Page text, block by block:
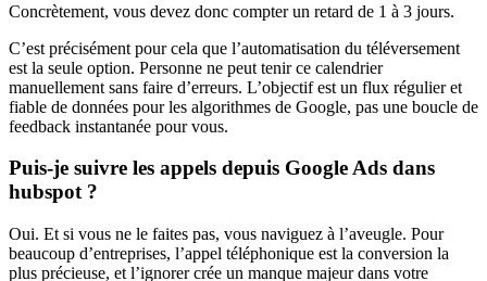
Concrètement, vous devez donc compter un retard de 1 à 3 jours.
C’est précisément pour cela que l’automatisation du téléversement
est la seule option. Personne ne peut tenir ce calendrier
manuellement sans faire d’erreurs. L’objectif est un flux régulier et
fiable de données pour les algorithmes de Google, pas une boucle de
feedback instantanée pour vous.
Puis-je suivre les appels depuis Google Ads dans
hubspot ?
Oui. Et si vous ne le faites pas, vous naviguez à l’aveugle. Pour
beaucoup d’entreprises, l’appel téléphonique est la conversion la
plus précieuse, et l’ignorer crée un manque majeur dans votre